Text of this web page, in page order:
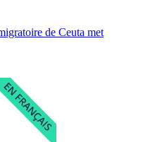
de Ceuta met